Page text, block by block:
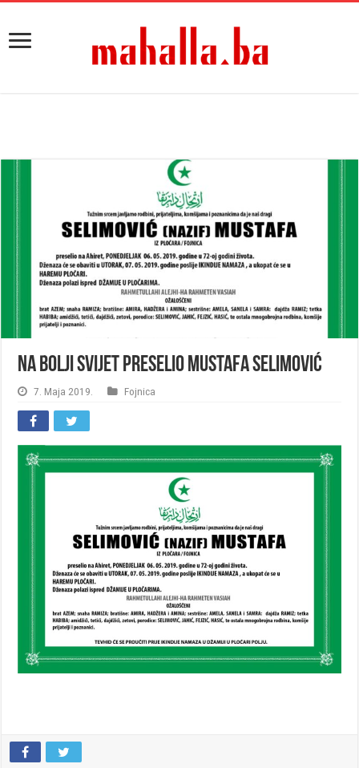
Na Bolji svijet preselio Mustafa Selimović
7. Maja 2019. Fojnica